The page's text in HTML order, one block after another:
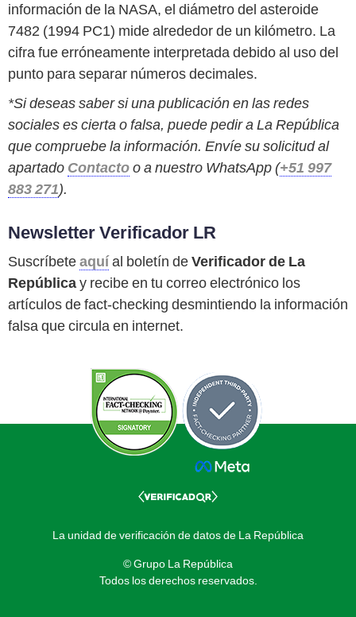
información de la NASA, el diámetro del asteroide
7482 (1994 PC1) mide alrededor de un kilómetro. La
cifra fue erróneamente interpretada debido al uso del
punto para separar números decimales.
*Si deseas saber si una publicación en las redes
sociales es cierta o falsa, puede pedir a La República
que compruebe la información. Envíe su solicitud al
apartado Contactoo a nuestro WhatsApp (+51 997
883 271).
Newsletter Verificador LR
Suscríbeteaquíal boletín deVerificador de La
Repúblicay recibe en tu correo electrónico los
artículos de fact-checking desmintiendo la información
falsa que circula en internet.
La unidad de verificación de datos de La República
© Grupo La República
Todos los derechos reservados.